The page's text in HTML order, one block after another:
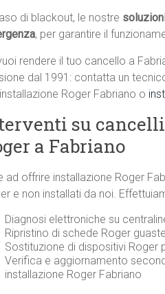
di blackout, le nostre
, per garantire il
rendere il tuo cancello a
dal 1991: contatta un
Roger Fabriano o
su
a Fabriano
ad offrire installazione Roger
e non installati da noi.
Diagnosi elettroniche su
Ripristino di schede Roger
Sostituzione di dispositivi
Verifica e aggiornamento
installazione Roger Fabriano